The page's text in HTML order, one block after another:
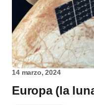
14 marzo, 2024
Europa (la